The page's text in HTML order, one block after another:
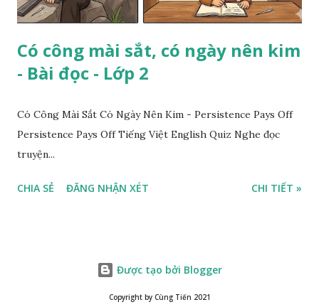
Có công mài sắt, có ngày nên kim
- Bài đọc - Lớp 2
Có Công Mài Sắt Có Ngày Nên Kim - Persistence Pays Off
Persistence Pays Off Tiếng Việt English Quiz Nghe đọc
truyện...
CHIA SẺ ĐĂNG NHẬN XÉT CHI TIẾT »
Được tạo bởi Blogger
Copyright by Cùng Tiến 2021